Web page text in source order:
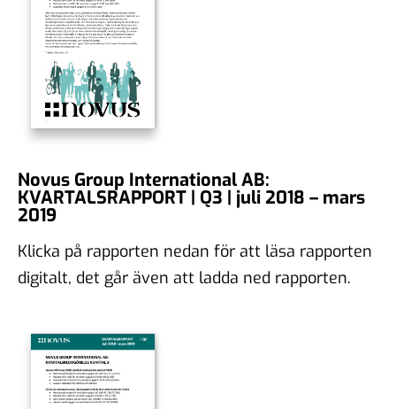
Novus Group International AB:
KVARTALSRAPPORT | Q3 | juli 2018 – mars
2019
Klicka på rapporten nedan för att läsa rapporten
digitalt, det går även att ladda ned rapporten.